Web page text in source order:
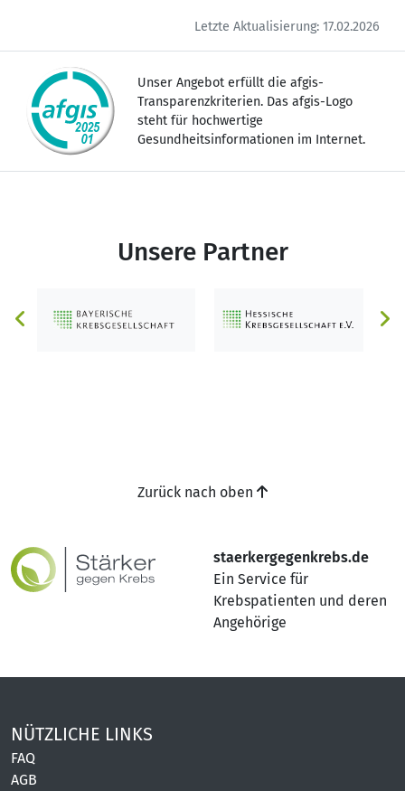
Letzte Aktualisierung: 17.02.2026
Unser Angebot erfüllt die afgis-
Transparenzkriterien. Das afgis-Logo
steht für hochwertige
Gesundheitsinformationen im Internet.
Unsere Partner
staerkergegenkrebs.de
Ein Service für
Krebspatienten und deren
Angehörige
Zurück nach oben
NÜTZLICHE LINKS
FAQ
AGB